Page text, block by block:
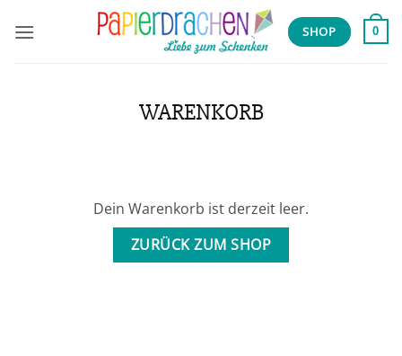
Inhalt
SHOP 0
WARENKORB
Dein Warenkorb ist derzeit leer.
ZURÜCK ZUM SHOP